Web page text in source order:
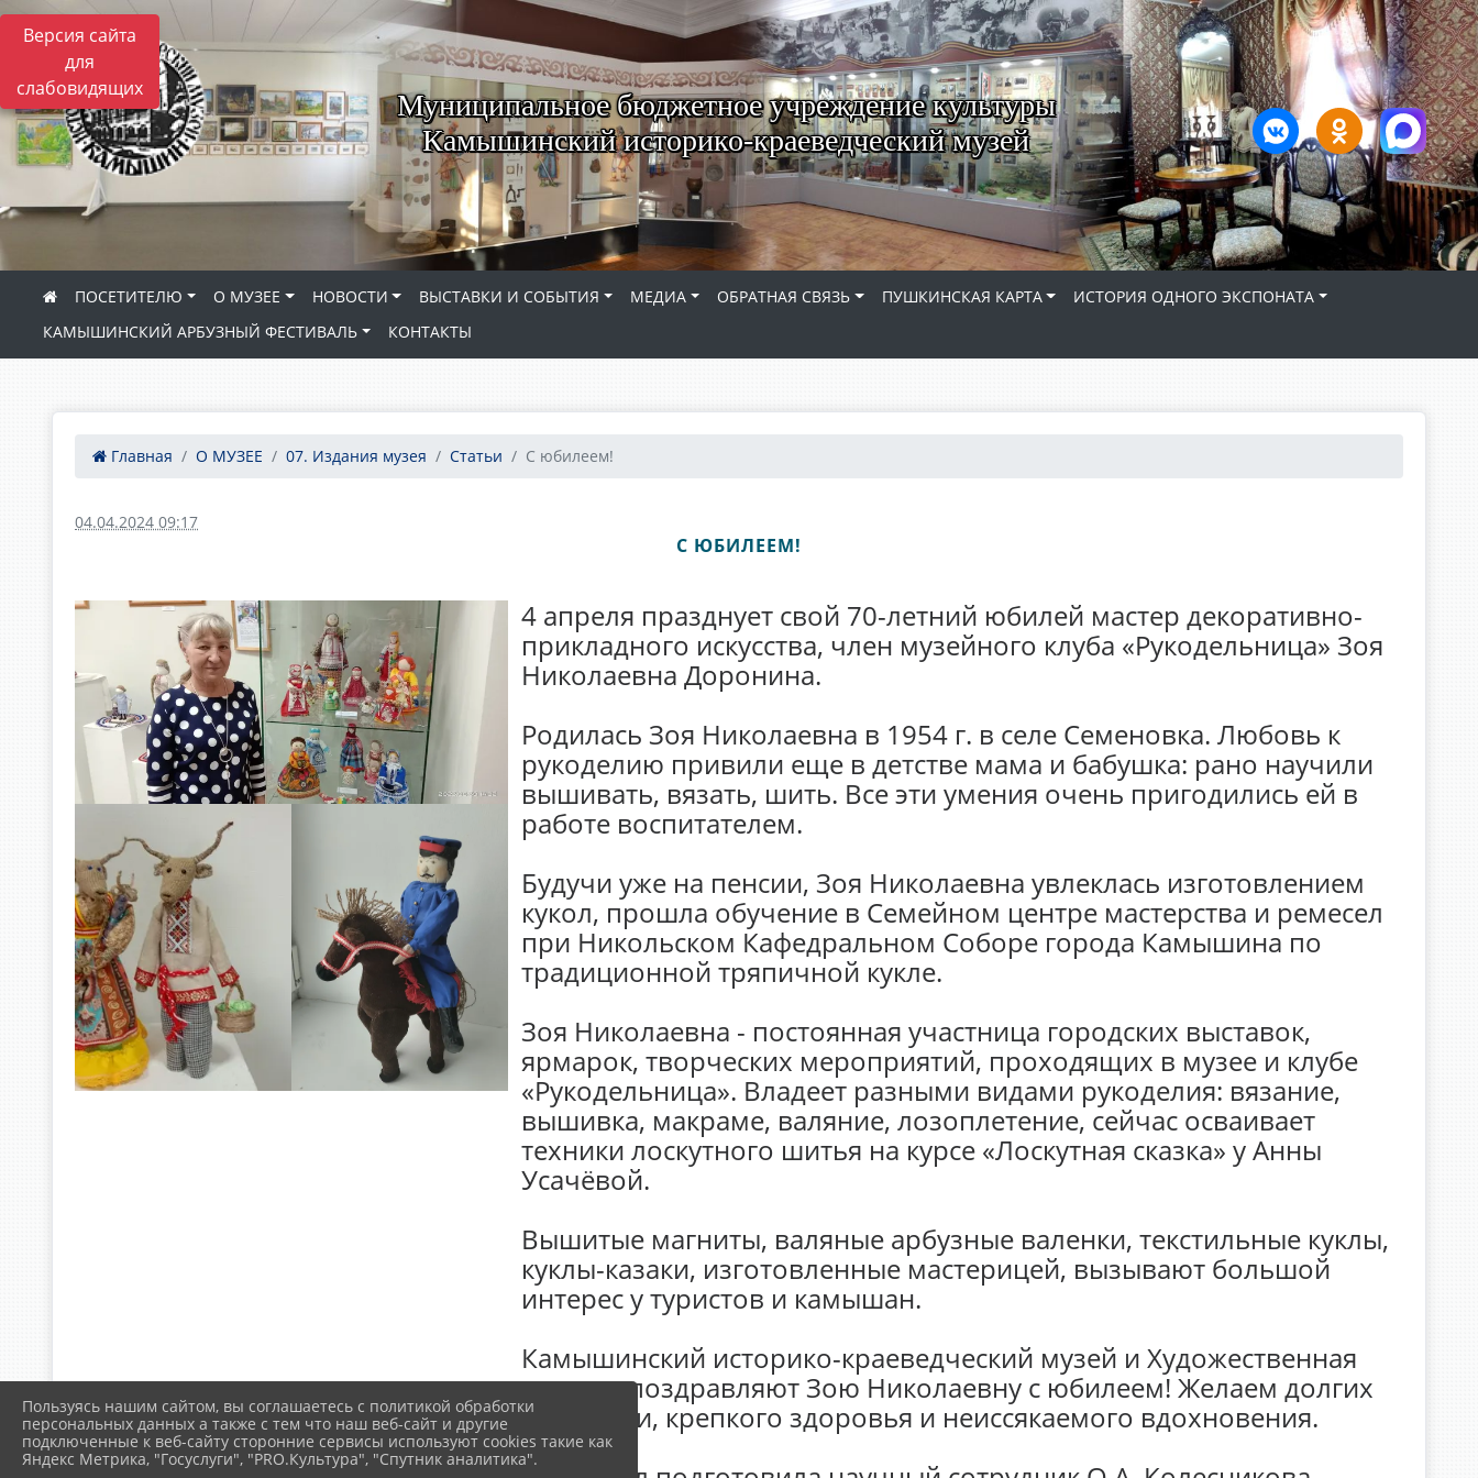
Версия сайта
для
слабовидящих
Муниципальное бюджетное учреждение культуры
Камышинский историко-краеведческий музей
ПОСЕТИТЕЛЮ О МУЗЕЕ НОВОСТИ ВЫСТАВКИ И СОБЫТИЯ МЕДИА ОБРАТНАЯ СВЯЗЬ ПУШКИНСКАЯ КАРТА
ИСТОРИЯ ОДНОГО ЭКСПОНАТА
КАМЫШИНСКИЙ АРБУЗНЫЙ ФЕСТИВАЛЬ
КОНТАКТЫ
Главная О МУЗЕЕ 07. Издания музея Статьи С юбилеем!
04.04.2024 09:17
С ЮБИЛЕЕМ!
4 апреля празднует свой 70-летний юбилей мастер декоративно-
прикладного искусства, член музейного клуба «Рукодельница» Зоя
Николаевна Доронина.
Родилась Зоя Николаевна в 1954 г. в селе Семеновка. Любовь к
рукоделию привили еще в детстве мама и бабушка: рано научили
вышивать, вязать, шить. Все эти умения очень пригодились ей в
работе воспитателем.
Будучи уже на пенсии, Зоя Николаевна увлеклась изготовлением
кукол, прошла обучение в Семейном центре мастерства и ремесел
при Никольском Кафедральном Соборе города Камышина по
традиционной тряпичной кукле.
Зоя Николаевна - постоянная участница городских выставок,
ярмарок, творческих мероприятий, проходящих в музее и клубе
«Рукодельница». Владеет разными видами рукоделия: вязание,
вышивка, макраме, валяние, лозоплетение, сейчас осваивает
техники лоскутного шитья на курсе «Лоскутная сказка» у Анны
Усачёвой.
Вышитые магниты, валяные арбузные валенки, текстильные куклы,
куклы-казаки, изготовленные мастерицей, вызывают большой
интерес у туристов и камышан.
Камышинский историко-краеведческий музей и Художественная
галерея поздравляют Зою Николаевну с юбилеем! Желаем долгих
лет жизни, крепкого здоровья и неиссякаемого вдохновения.
Пользуясь нашим сайтом, вы соглашаетесь с политикой обработки
персональных данных а также с тем что наш веб-сайт и другие
подключенные к веб-сайту сторонние сервисы используют cookies такие как
Яндекс Метрика, "Госуслуги", "PRO.Культура", "Спутник аналитика".